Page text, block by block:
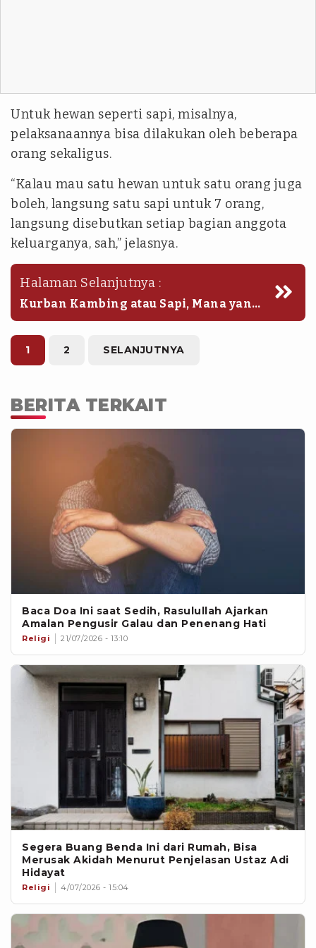
Untuk hewan seperti sapi, misalnya,
pelaksanaannya bisa dilakukan oleh beberapa
orang sekaligus.
“Kalau mau satu hewan untuk satu orang juga
boleh, langsung satu sapi untuk 7 orang,
langsung disebutkan setiap bagian anggota
keluarganya, sah,” jelasnya.
Halaman Selanjutnya :
Kurban Kambing atau Sapi, Mana yang
Paling Utama? Ini Kata UlamaSumber :
ilustrasi viva.co.id /freepik
1 2 SELANJUTNYA
BERITA TERKAIT
Baca Doa Ini saat Sedih, Rasulullah Ajarkan
Amalan Pengusir Galau dan Penenang Hati
Religi 21/07/2026 - 13:10
Segera Buang Benda Ini dari Rumah, Bisa
Merusak Akidah Menurut Penjelasan Ustaz Adi
Hidayat
Religi 4/07/2026 - 15:04